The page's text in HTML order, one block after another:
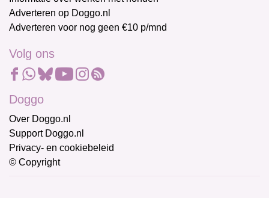
Adverteren op Doggo.nl
Adverteren voor nog geen €10 p/mnd
Volg ons
Doggo
Over Doggo.nl
Support Doggo.nl
Privacy- en cookiebeleid
© Copyright